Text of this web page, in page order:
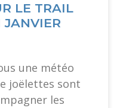
LE TRAIL
JANVIER
une météo
joëlettes sont
les